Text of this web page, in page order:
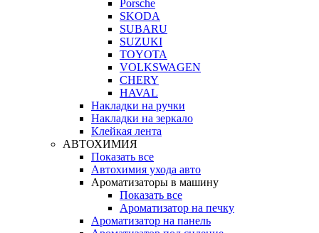
Porsche
SKODA
SUBARU
SUZUKI
TOYOTA
VOLKSWAGEN
CHERY
HAVAL
Накладки на ручки
Накладки на зеркало
Клейкая лента
АВТОХИМИЯ
Показать все
Автохимия ухода авто
Ароматизаторы в машину
Показать все
Ароматизатор на печку
Ароматизатор на панель